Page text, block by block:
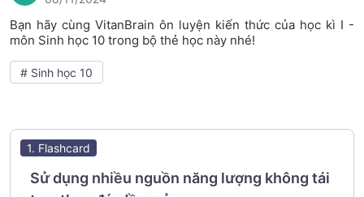
Bạn hãy cùng VitanBrain ôn luyện kiến thức của học kì I -
môn Sinh học 10 trong bộ thẻ học này nhé!
# Sinh học 10
1. Flashcard
Sử dụng nhiều nguồn năng lượng không tái